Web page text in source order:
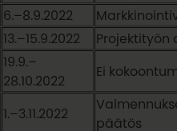
6.–8.9.2022
13.–15.9.2022 Projektityön
19.9.–
28.10.2022
Ei
1.–3.11.2022
päätös